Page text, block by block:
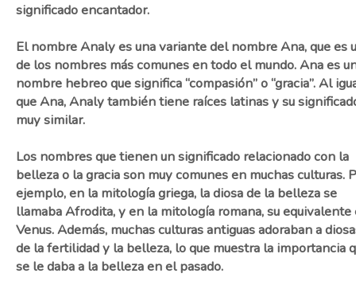
significado encantador.
El nombre Analy es una variante del nombre Ana, que es
de los nombres más comunes en todo el mundo. Ana es
nombre hebreo que significa “compasión” o “gracia”. Al
que Ana, Analy también tiene raíces latinas y su
muy similar.
Los nombres que tienen un significado relacionado con la
belleza o la gracia son muy comunes en muchas culturas.
ejemplo, en la mitología griega, la diosa de la belleza se
llamaba Afrodita, y en la mitología romana, su equivalente
Venus. Además, muchas culturas antiguas adoraban a
de la fertilidad y la belleza, lo que muestra la importancia
se le daba a la belleza en el pasado.